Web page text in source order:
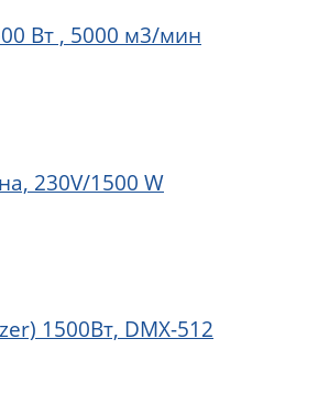
Вт , 5000 м3/мин
230V/1500 W
1500Вт, DMX-512